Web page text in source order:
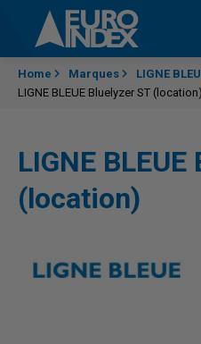
Passer au contenu
Home Marques
LIGNE
LIGNE BLEUE Bluelyzer ST (location)
LIGNE
(location)